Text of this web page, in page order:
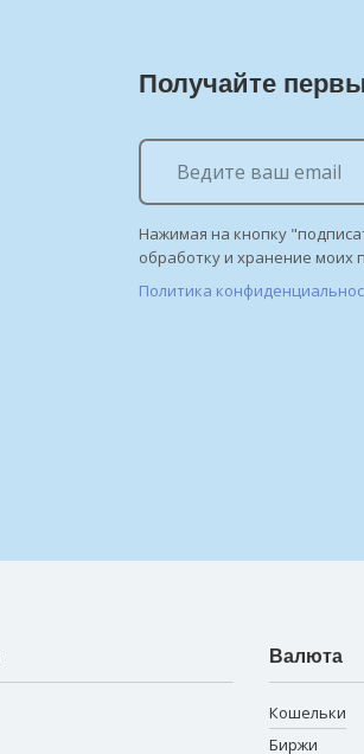
Получайте
Нажимая на кнопку
обработку и хранение моих
Политика
Валюта
Кошельки
Биржи